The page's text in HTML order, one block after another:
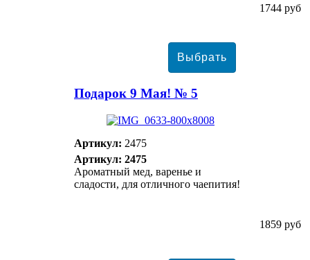
1744 руб
Подарок 9 Мая! № 5
Артикул: 2475
Артикул: 2475
Ароматный мед, варенье и
сладости, для отличного чаепития!
1859 руб